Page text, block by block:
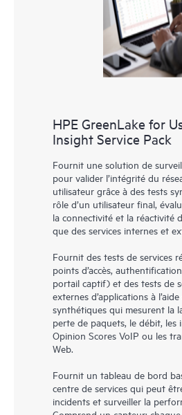
HPE GreenLake for
Insight Service Pack
Fournit une solution de
pour valider l’intégrité du
utilisateur grâce à des tests
rôle d’un utilisateur final,
la connectivité et la réactivité
que des services internes et
Fournit des tests de services
points d’accès,
portail captif) et des tests de
externes d’applications à
synthétiques qui mesurent la
perte de paquets, le débit, les
Opinion Scores VoIP ou les
Web.
Fournit un tableau de bord
centre de services qui peut
incidents et surveiller la